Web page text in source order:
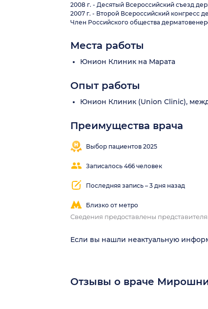
2008 г. - Десятый Всероссийский съезд
2007 г. - Второй Всероссийский конгресс
Член Российского общества
Места работы
Юнион Клиник на Марата
Опыт работы
Юнион Клиник (Union Clinic),
Преимущества врача
Выбор пациентов 2025
Записалось 466 человек
Последняя запись – 3 дня назад
Близко от метро
Сведения предоставлены
Если вы нашли неактуальную
Отзывы о враче